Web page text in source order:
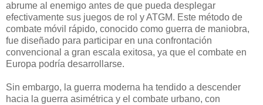
abrume al enemigo antes de que pueda desplegar
efectivamente sus juegos de rol y ATGM. Este método de
combate móvil rápido, conocido como guerra de maniobra,
fue diseñado para participar en una confrontación
convencional a gran escala exitosa, ya que el combate en
Europa podría desarrollarse.
Sin embargo, la guerra moderna ha tendido a descender
hacia la guerra asimétrica y el combate urbano, con